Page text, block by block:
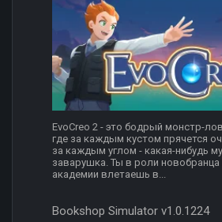
EvoCreo 2 - это бодрый монстр-
где за каждым кустом прячется
за каждым углом - какая-нибудь
заварушка. Ты в роли
академии влетаешь в...
Bookshop Simulator v1.0.1224